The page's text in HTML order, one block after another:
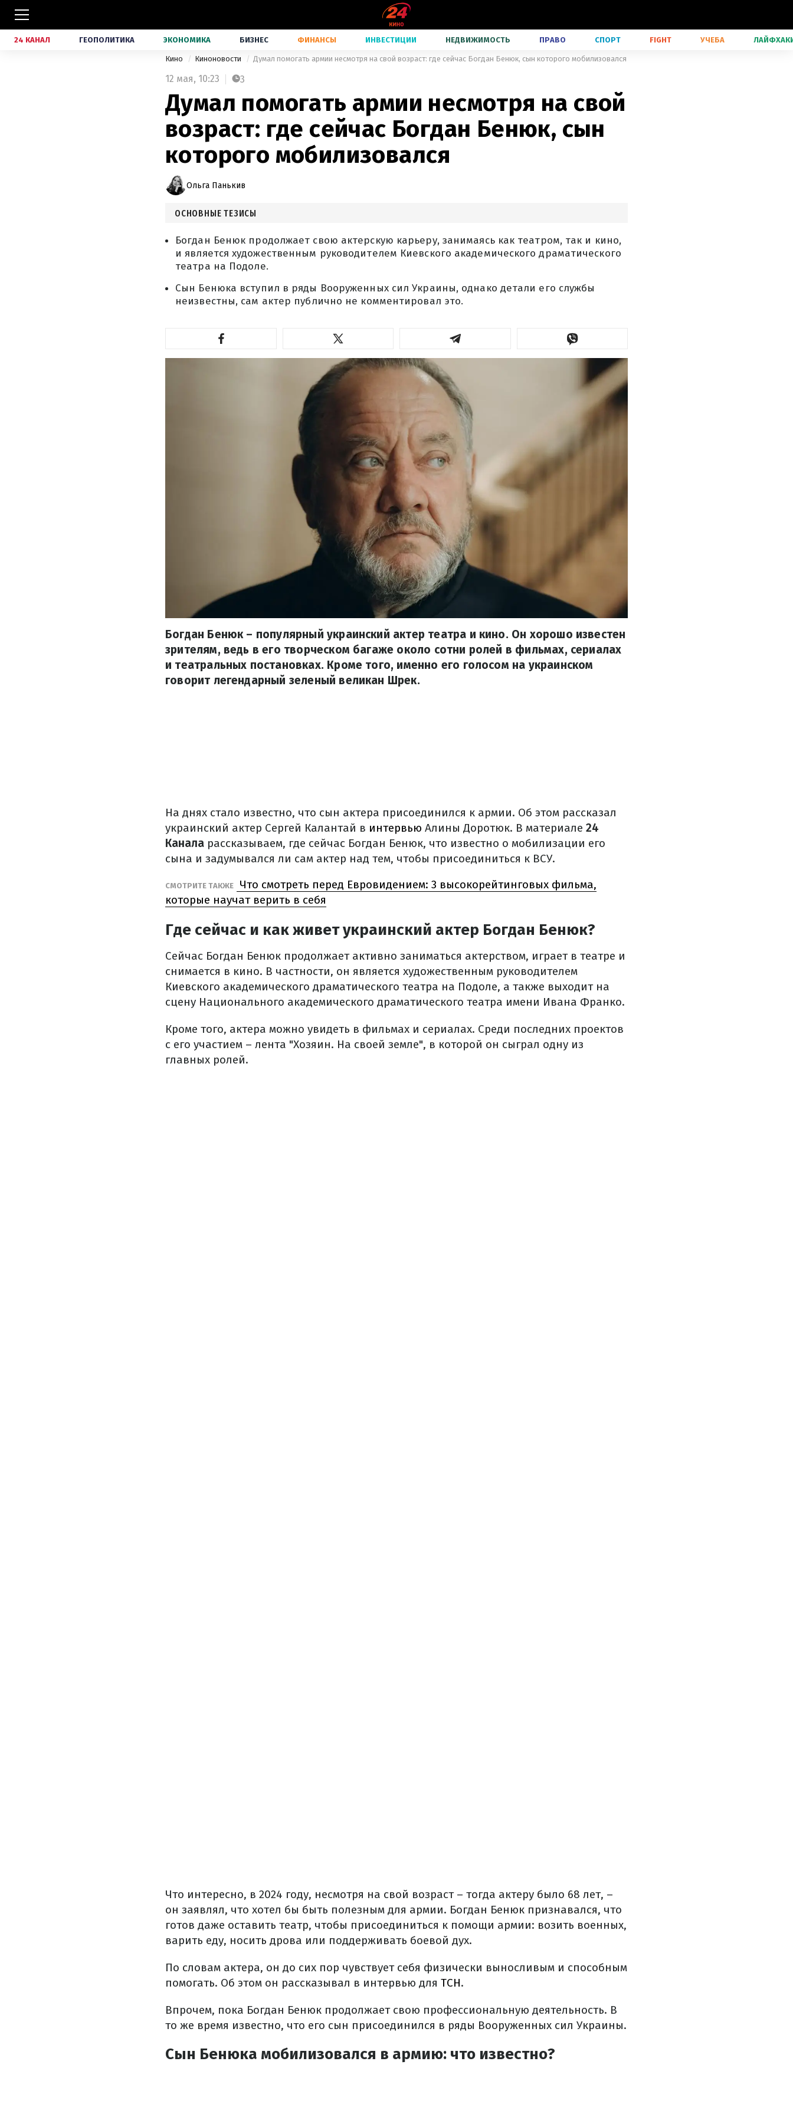
24 КАНАЛ ГЕОПОЛИТИКА ЭКОНОМИКА БИЗНЕС ФИНАНСЫ ИНВЕСТИЦИИ НЕДВИЖИМОСТЬ ПРАВО СПОРТ FIGHT УЧЕБА
Кино Киноновости Думал помогать армии несмотря на свой возраст: где сейчас Богдан Бенюк, сын которого мобилизовался
12 мая, 10:23 3
Думал помогать армии несмотря на свой
возраст: где сейчас Богдан Бенюк, сын
которого мобилизовался
Ольга Панькив
ОСНОВНЫЕ ТЕЗИСЫ
Богдан Бенюк продолжает свою актерскую карьеру, занимаясь как театром, так и кино,
и является художественным руководителем Киевского академического драматического
театра на Подоле.
Сын Бенюка вступил в ряды Вооруженных сил Украины, однако детали его службы
неизвестны, сам актер публично не комментировал это.
Богдан Бенюк – популярный украинский актер театра и кино. Он хорошо известен
зрителям, ведь в его творческом багаже около сотни ролей в фильмах, сериалах
и театральных постановках. Кроме того, именно его голосом на украинском
говорит легендарный зеленый великан Шрек.
На днях стало известно, что сын актера присоединился к армии. Об этом рассказал
украинский актер Сергей Калантай в интервью Алины Доротюк. В материале 24
Канала рассказываем, где сейчас Богдан Бенюк, что известно о мобилизации его
сына и задумывался ли сам актер над тем, чтобы присоединиться к ВСУ.
СМОТРИТЕ ТАКЖЕ
Что смотреть перед Евровидением: 3 высокорейтинговых фильма,
которые научат верить в себя
Где сейчас и как живет украинский актер Богдан Бенюк?
Сейчас Богдан Бенюк продолжает активно заниматься актерством, играет в театре и
снимается в кино. В частности, он является художественным руководителем
Киевского академического драматического театра на Подоле, а также выходит на
сцену Национального академического драматического театра имени Ивана Франко.
Кроме того, актера можно увидеть в фильмах и сериалах. Среди последних проектов
с его участием – лента "Хозяин. На своей земле", в которой он сыграл одну из
главных ролей.
Что интересно, в 2024 году, несмотря на свой возраст – тогда актеру было 68 лет, –
он заявлял, что хотел бы быть полезным для армии. Богдан Бенюк признавался, что
готов даже оставить театр, чтобы присоединиться к помощи армии: возить военных,
варить еду, носить дрова или поддерживать боевой дух.
По словам актера, он до сих пор чувствует себя физически выносливым и способным
помогать. Об этом он рассказывал в интервью для ТСН.
Впрочем, пока Богдан Бенюк продолжает свою профессиональную деятельность. В
то же время известно, что его сын присоединился в ряды Вооруженных сил Украины.
Сын Бенюка мобилизовался в армию: что известно?